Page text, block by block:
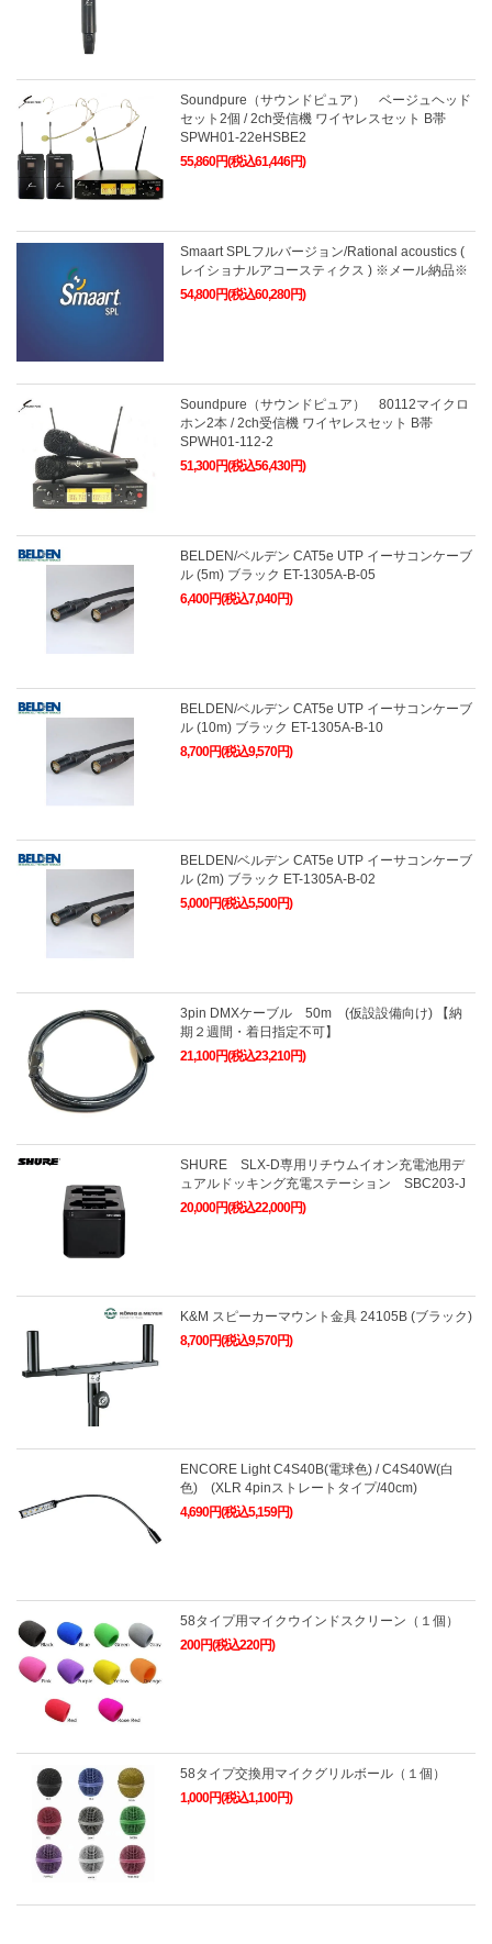
Soundpure（サウンドピュア） ベージュヘッド
セット2個 / 2ch受信機 ワイヤレスセット B帯
SPWH01-22eHSBE2
55,860円(税込61,446円)
Smaart SPLフルバージョン/Rational acoustics (
レイショナルアコースティクス ) ※メール納品※
54,800円(税込60,280円)
Soundpure（サウンドピュア） 80112マイクロ
ホン2本 / 2ch受信機 ワイヤレスセット B帯
SPWH01-112-2
51,300円(税込56,430円)
BELDEN/ベルデン CAT5e UTP イーサコンケーブ
ル (5m) ブラック ET-1305A-B-05
6,400円(税込7,040円)
BELDEN/ベルデン CAT5e UTP イーサコンケーブ
ル (10m) ブラック ET-1305A-B-10
8,700円(税込9,570円)
BELDEN/ベルデン CAT5e UTP イーサコンケーブ
ル (2m) ブラック ET-1305A-B-02
5,000円(税込5,500円)
3pin DMXケーブル 50m (仮設設備向け) 【納
期２週間・着日指定不可】
21,100円(税込23,210円)
SHURE SLX-D専用リチウムイオン充電池用デ
ュアルドッキング充電ステーション SBC203-J
20,000円(税込22,000円)
K&M スピーカーマウント金具 24105B (ブラック)
8,700円(税込9,570円)
ENCORE Light C4S40B(電球色) / C4S40W(白
色) (XLR 4pinストレートタイプ/40cm)
4,690円(税込5,159円)
58タイプ用マイクウインドスクリーン（１個）
200円(税込220円)
58タイプ交換用マイクグリルボール（１個）
1,000円(税込1,100円)